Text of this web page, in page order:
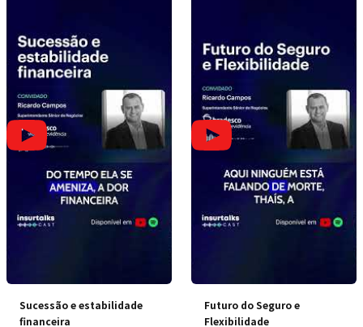
Sucessão e estabilidade
financeira
Futuro do Seguro e
Flexibilidade